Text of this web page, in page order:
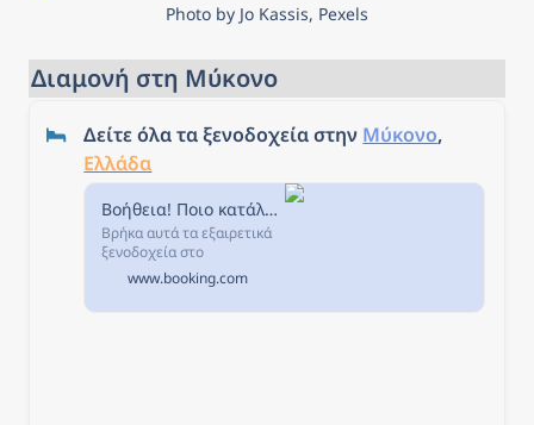
Photo by Jo Kassis, Pexels
Διαμονή στη Μύκονο
Δείτε όλα τα ξενοδοχεία στην Μύκονο
Ελλάδα
Βοήθεια! Ποιο κατάλυμα είναι καλύτερο;
Βρήκα αυτά τα εξαιρετικά
ξενοδοχεία στο
Booking.com και μου
αρέσουν όλα. Βοηθήστε με
να αποφασίσω για ποιο να
www.booking.com